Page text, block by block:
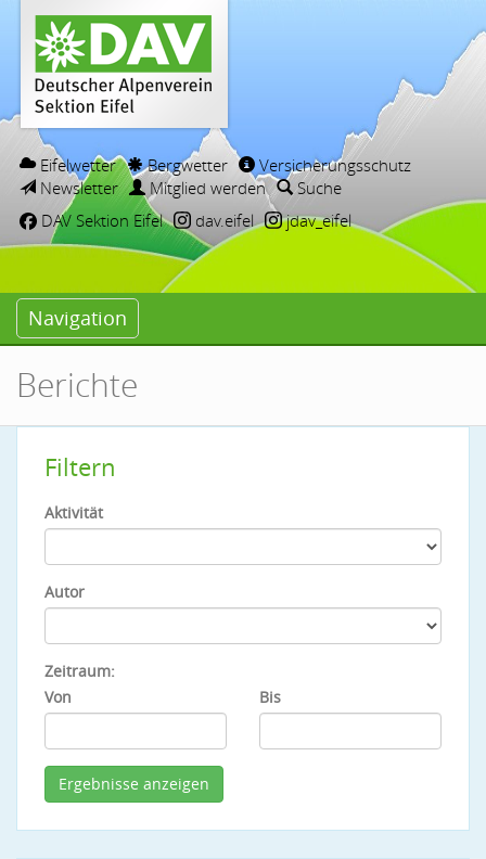
Eifelwetter Bergwetter
Versicherungsschutz
Newsletter
Mitglied werden
Suche
DAV Sektion Eifel
dav.eifel jdav_eifel
Navigation
Berichte
Filtern
Aktivität
Autor
Zeitraum:
Von
Bis